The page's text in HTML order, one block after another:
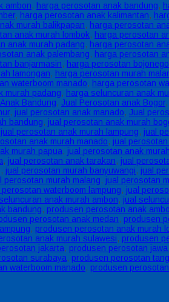
ambon, harga perosotan anak bandung,
, harga perosotan anak kalimantan,
murah balikpapan, harga perosotan
anak murah lombok, harga perosotan
anak murah padang, harga perosotan
anak palembang, harga perosotan
banjarmasin, harga perosotan
lamongan, harga perosotan murah
waterboom manado, harga perosotan
murah padang, harga seluncuran anak
Bandung, Jual Perosotan anak Bogor,
, jual perosotan anak manado, Jual
bandung, jual perosotan anak murah
jual perosotan anak murah lampung, jual
anak murah manado, jual
murah papua, jual perosotan anak
, jual perosotan anak tarakan, jual
, jual perosotan murah banyuwangi, jual
perosotan murah malang, jual perosotan
perosotan waterboom lampung, jual
anak murah ambon, jual
bandung, produsen perosotan anak
perosotan anak medan, produsen
, produsen perosotan anak murah
anak murah sulawesi, produsen
jakarta, produsen perosotan jawa
surabaya, produsen perosotan
waterboom manado, produsen